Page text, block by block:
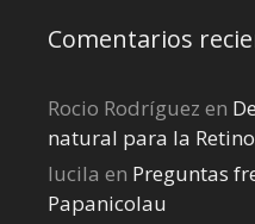
Comentarios
Rocio Rodríguez en
natural para la
lucila en Preguntas
Papanicolau